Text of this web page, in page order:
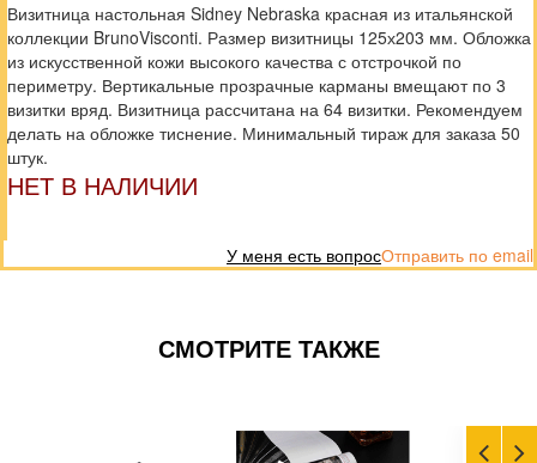
Визитница настольная Sidney Nebraska красная из итальянской
коллекции BrunoVisconti. Размер визитницы 125х203 мм. Обложка
из искусственной кожи высокого качества с отстрочкой по
периметру. Вертикальные прозрачные карманы вмещают по 3
визитки вряд. Визитница рассчитана на 64 визитки. Рекомендуем
делать на обложке тиснение. Минимальный тираж для заказа 50
штук.
НЕТ В НАЛИЧИИ
Отправить по email
У меня есть вопрос
СМОТРИТЕ ТАКЖЕ